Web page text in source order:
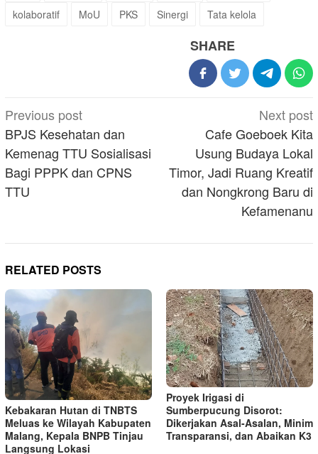
kolaboratif
MoU PKS Sinergi Tata kelola
SHARE
Post
navigation
Previous post
BPJS Kesehatan dan
Kemenag TTU Sosialisasi
Bagi PPPK dan CPNS
TTU
Next post
Cafe Goeboek Kita
Usung Budaya Lokal
Timor, Jadi Ruang Kreatif
dan Nongkrong Baru di
Kefamenanu
RELATED POSTS
Kebakaran Hutan di TNBTS
Meluas ke Wilayah Kabupaten
Malang, Kepala BNPB Tinjau
Langsung Lokasi
Proyek Irigasi di
Sumberpucung Disorot:
Dikerjakan Asal-Asalan, Minim
Transparansi, dan Abaikan K3